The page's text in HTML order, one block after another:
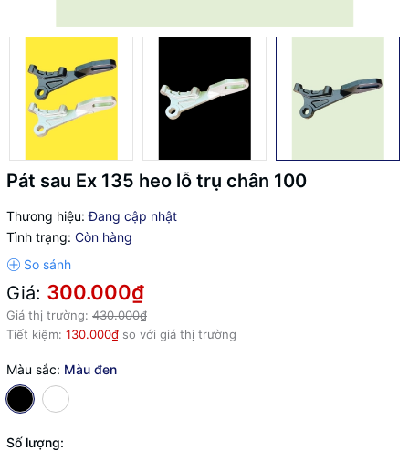
Pát sau Ex 135 heo lỗ trụ chân 100
Thương hiệu: Đang cập nhật
Tình trạng: Còn hàng
Giá: 300.000₫
Giá thị trường: 430.000₫
Tiết kiệm: 130.000₫ so với giá thị trường
Màu sắc: Màu đen
Số lượng: